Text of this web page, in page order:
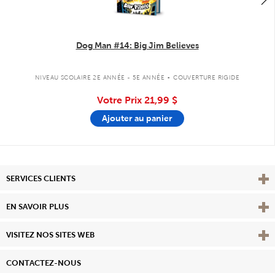
Dog Man #14: Big Jim Believes
NIVEAU SCOLAIRE 2E ANNÉE - 5E ANNÉE . COUVERTURE RIGIDE
Votre Prix 21,99 $
Ajouter au panier
SERVICES CLIENTS
EN SAVOIR PLUS View
VISITEZ NOS SITES WEB
CONTACTEZ-NOUS